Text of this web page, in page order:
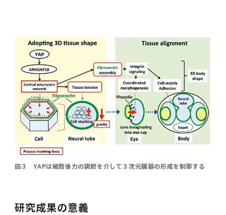
図３ YAPは細胞張力の調節を介して３次元臓器の形成を制御する
研究成果の意義